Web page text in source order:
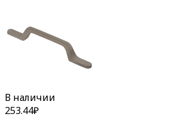
В наличии
253.44₽